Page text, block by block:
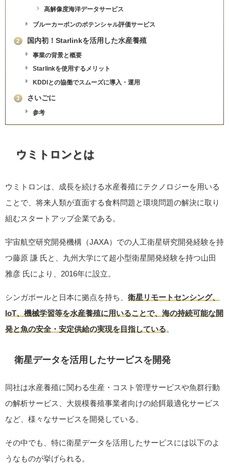
高解像度海洋データサービス
ブルーカーボンのポテンシャル評価サービス
2 国内初！Starlinkを活用した水産養殖
事業の背景と概要
Starlinkを使用するメリット
KDDIとの協働でスムーズに導入・運用
3 さいごに
参考
ウミトロンとは
ウミトロンは、成長を続ける水産養殖にテクノロジーを用いる
ことで、将来人類が直面する食料問題と環境問題の解決に取り
組むスタートアップ企業である。
宇宙航空研究開発機構（JAXA）での人工衛星研究開発経験を持
つ藤原 謙 氏と、九州大学にて超小型衛星開発経験を持つ山田
雅彦 氏により、2016年に設立。
シンガポールと日本に拠点を持ち、 衛星リモートセンシング、
IoT、機械学習等を水産養殖に用いることで、海の持続可能な開
発と魚の安全・安定供給の実現を目指している
衛星データを活用したサービスを開発
同社は水産養殖に関わる生産・コスト管理サービスや魚群行動
の解析サービス、大規模養殖事業者向けの給餌最適化サービス
など、様々なサービスを開発している。
その中でも、特に衛星データを活用したサービスには以下のよ
うなものが挙げられる。